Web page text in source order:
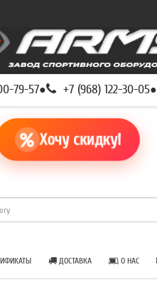
79-57● +7 (968) 122-30-05●
Хочу скидку!
ДОСТАВКА О НАС